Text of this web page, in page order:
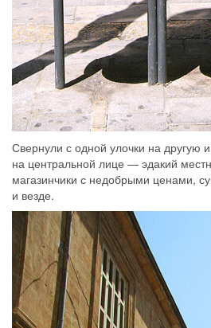
Свернули с одной улочки на другую
на центральной лице — эдакий
магазинчики с недобрыми ценами,
и везде.